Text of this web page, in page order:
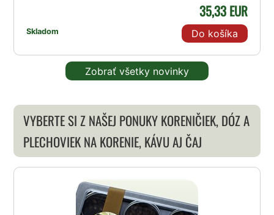
Skladom
35,33 EUR
Do košíka
Zobrať všetky novinky
VYBERTE SI Z NAŠEJ PONUKY KORENIČIEK, DÓZ A
PLECHOVIEK NA KORENIE, KÁVU AJ ČAJ